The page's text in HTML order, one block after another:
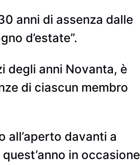
anni di assenza dalle
d’estate”.
degli anni Novanta, è
di ciascun membro
all’aperto davanti a
in occasione